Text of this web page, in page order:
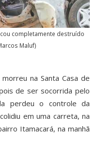
completamente destruído
Maluf)
na Santa Casa de
de ser socorrida pelo
perdeu o controle da
em uma carreta, na
Itamacará, na manhã